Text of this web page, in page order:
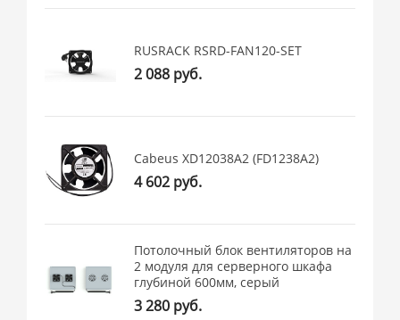
RUSRACK RSRD-FAN120-SET
2 088 руб.
Cabeus XD12038A2 (FD1238A2)
4 602 руб.
Потолочный блок вентиляторов на
2 модуля для серверного шкафа
глубиной 600мм, серый
3 280 руб.